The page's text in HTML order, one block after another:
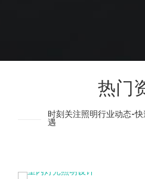
热门
时刻关注照明行业动态-
遇